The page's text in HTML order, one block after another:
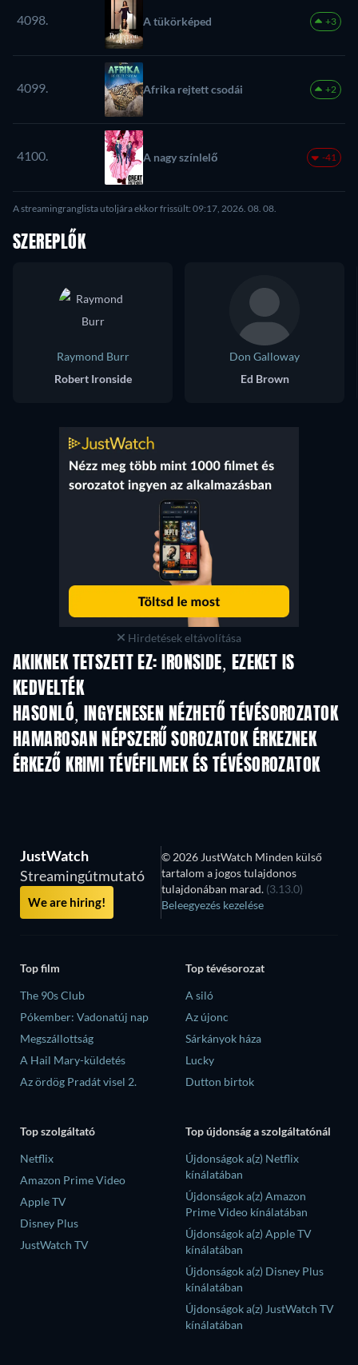
4098. A tükörképed +3
4099. Afrika rejtett csodái +2
4100. A nagy színlelő -41
A streamingranglista utoljára ekkor frissült: 09:17, 2026. 08. 08.
SZEREPLŐK
Raymond Burr
Robert Ironside
Don Galloway
Ed Brown
Hirdetések eltávolítása
AKIKNEK TETSZETT EZ: IRONSIDE, EZEKET IS
KEDVELTÉK
HASONLÓ, INGYENESEN NÉZHETŐ TÉVÉSOROZATOK
TV TV
HAMAROSAN NÉPSZERŰ SOROZATOK ÉRKEZNEK
TV TV
ÉRKEZŐ KRIMI TÉVÉFILMEK ÉS TÉVÉSOROZATOK
Évad 6 Évad 2
JustWatch
Streamingútmutató
We are hiring!
© 2026 JustWatch Minden külső
tartalom a jogos tulajdonos
tulajdonában marad. (3.13.0)
Beleegyezés kezelése
Top film
The 90s Club
Pókember: Vadonatúj nap
Megszállottság
A Hail Mary-küldetés
Az ördög Pradát visel 2.
Top tévésorozat
A siló
Az újonc
Sárkányok háza
Lucky
Dutton birtok
Top szolgáltató
Netflix
Amazon Prime Video
Apple TV
Disney Plus
JustWatch TV
Top újdonság a szolgáltatónál
Újdonságok a(z) Netflix
kínálatában
Újdonságok a(z) Amazon
Prime Video kínálatában
Újdonságok a(z) Apple TV
kínálatában
Újdonságok a(z) Disney Plus
kínálatában
Újdonságok a(z) JustWatch TV
kínálatában